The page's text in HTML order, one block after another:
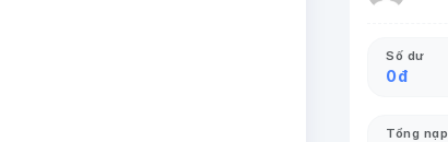
Số dư
0đ
Tổng nạp